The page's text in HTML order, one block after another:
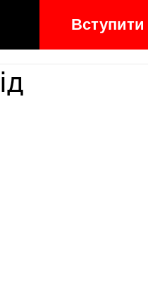
Вступити